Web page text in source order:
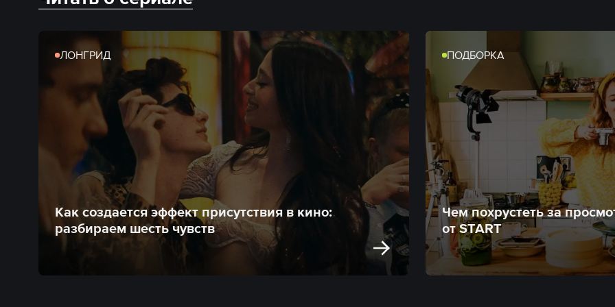
ЛОНГРИД
Как создается эффект присутствия в кино:
разбираем шесть чувств
ПОДБОРКА
Чем похрустеть за
от START